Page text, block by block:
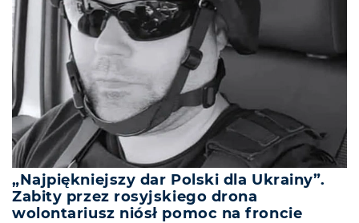
„Najpiękniejszy dar Polski dla Ukrainy”.
Zabity przez rosyjskiego drona
wolontariusz niósł pomoc na froncie